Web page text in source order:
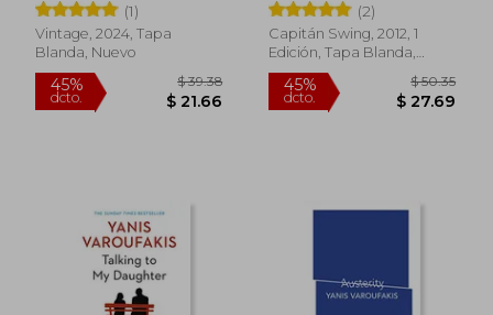
(1)
Vintage, 2024, Tapa
Blanda, Nuevo
(2)
Capitán Swing, 2012, 1
Edición, Tapa Blanda,
Nuevo